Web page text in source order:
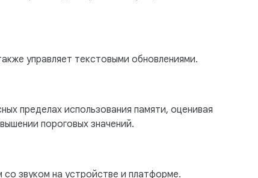
управляет текстовыми обновлениями.
пределах использования памяти, оценивая
пороговых значений.
звуком на устройстве и платформе.